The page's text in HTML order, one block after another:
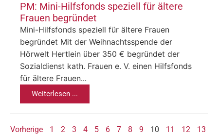
PM: Mini-Hilfsfonds speziell für ältere
Frauen begründet
Mini-Hilfsfonds speziell für ältere Frauen
begründet Mit der Weihnachtsspende der
Hörwelt Hertlein über 350 € begründet der
Sozialdienst kath. Frauen e. V. einen Hilfsfonds
für ältere Frauen...
Weiterlesen ...
Vorherige 1 2 3 4 5 6 7 8 9 10 11 12
13